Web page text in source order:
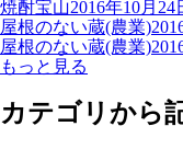
焼酎宝山2016年10月24
屋根のない蔵(農業)
屋根のない蔵(農業)
もっと見る
カテゴリから